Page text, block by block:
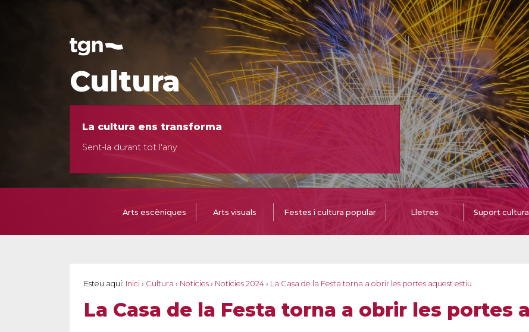
Cultura
La cultura ens transforma
Sent-la durant tot l'any
Arts escèniques Arts visuals Festes i cultura popular Lletres Suport cultural
Esteu aquí: Inici › Cultura › Notícies › Notícies 2024 › La Casa de la Festa torna a obrir les portes aquest estiu
La Casa de la Festa torna a obrir les portes